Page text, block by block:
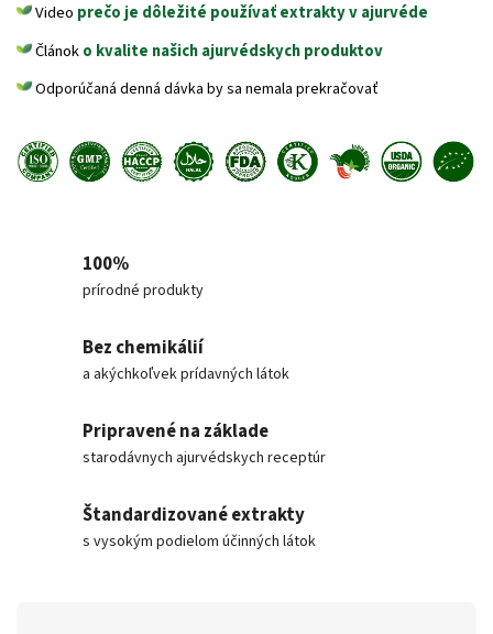
Video prečo je dôležité používať extrakty v ajurvéde
Článoko kvalite našich ajurvédskych produktov
Odporúčaná denná dávka by sa nemala prekračovať
100%
prírodné produkty
Bez chemikálií
a akýchkoľvek prídavných látok
Pripravené na základe
starodávnych ajurvédskych receptúr
Štandardizované extrakty
s vysokým podielom účinných látok